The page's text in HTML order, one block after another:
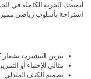
لتمنحك الحرية الكاملة في
استراحة بأسلوب رياضي
يتزين التيشيرت
مثالي للإحماء أو
تصميم الكتف المتدلي